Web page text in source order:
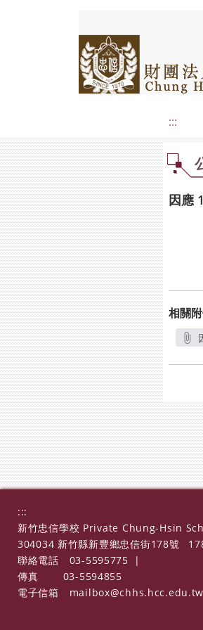
:::
因應
相關
:::
新竹忠信學校 Private Chung-Hsin
304034 新竹縣新豐鄉忠信街178號
聯絡電話
03-5595775
|
傳真
03-5594855
電子信箱
mailbox@chhs.hcc.edu.tw